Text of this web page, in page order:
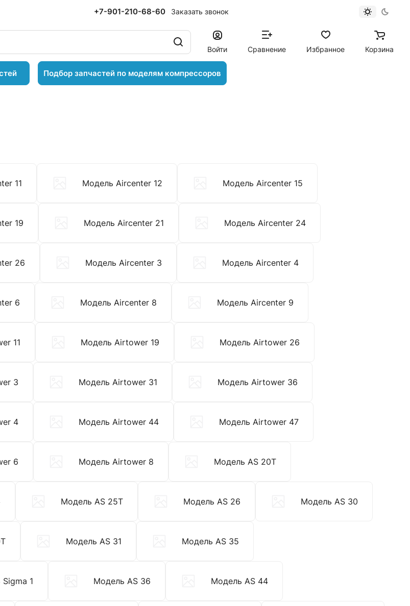
+7-901-210-68-60 Заказать звонок
Войти Сравнение Избранное Корзина
Подбор запчастей по моделям компрессоров
11 Модель Aircenter 12 Модель Aircenter 15
19 Модель Aircenter 21 Модель Aircenter 24
26 Модель Aircenter 3 Модель Aircenter 4
6 Модель Aircenter 8 Модель Aircenter 9
11 Модель Airtower 19 Модель Airtower 26
3 Модель Airtower 31 Модель Airtower 36
4 Модель Airtower 44 Модель Airtower 47
6 Модель Airtower 8 Модель AS 20T
Модель AS 25T Модель AS 26 Модель AS 30
Модель AS 31 Модель AS 35
1 Модель AS 36 Модель AS 44